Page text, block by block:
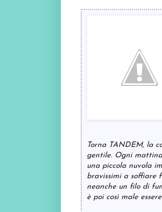
Torna TANDEM, la
gentile. Ogni
una piccola nuvola
bravissimi a soffiare
neanche un filo di
è poi così male